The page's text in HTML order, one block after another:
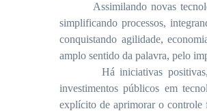
Assimilando novas
simplificando processos,
conquistando agilidade,
amplo sentido da palavra, pelo
Há iniciativas
investimentos públicos em
explícito de aprimorar o controle